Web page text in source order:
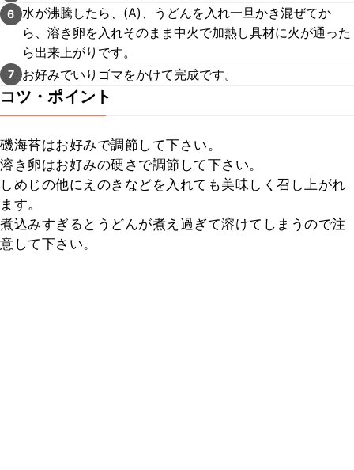
6 水が沸騰したら、(A)、うどんを入れ一旦かき混ぜてか
ら、溶き卵を入れそのまま中火で加熱し具材に火が通った
ら出来上がりです。
7 お好みでいりゴマをかけて完成です。
コツ・ポイント
磯海苔はお好みで調節して下さい。
溶き卵はお好みの硬さで調節して下さい。
しめじの他にえのきなどを入れても美味しく召し上がれ
ます。
煮込みすぎるとうどんが煮え過ぎて溶けてしまうので注
意して下さい。